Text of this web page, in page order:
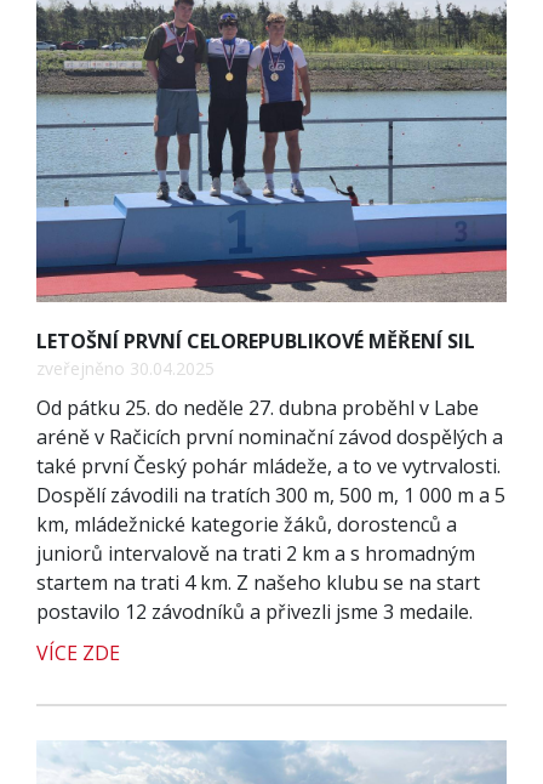
LETOŠNÍ PRVNÍ CELOREPUBLIKOVÉ MĚŘENÍ SIL
zveřejněno 30.04.2025
Od pátku 25. do neděle 27. dubna proběhl v Labe
aréně v Račicích první nominační závod dospělých a
také první Český pohár mládeže, a to ve vytrvalosti.
Dospělí závodili na tratích 300 m, 500 m, 1 000 m a 5
km, mládežnické kategorie žáků, dorostenců a
juniorů intervalově na trati 2 km a s hromadným
startem na trati 4 km. Z našeho klubu se na start
postavilo 12 závodníků a přivezli jsme 3 medaile.
VÍCE ZDE